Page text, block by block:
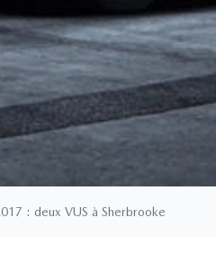
: deux VUS à Sherbrooke